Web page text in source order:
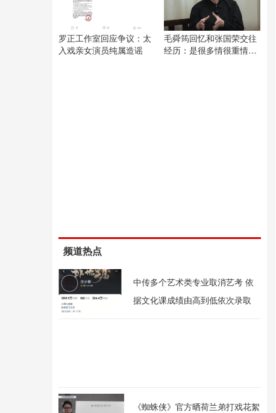
罗正工作室回应争议：太
入戏亲女演员纯属造谣
毛舜筠回忆和张国荣交往
经历：是很多情很重情的
频道热点
中传多个艺术类专业取消艺考 依
据文化课成绩由高到低依次录取
《蜘蛛侠》官方晒荷兰弟打戏花絮